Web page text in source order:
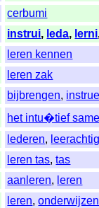
cerbumi
instrui, leda, lerni
leren kennen
leren zak
bijbrengen,
het intu�tief
lederen,
leren tas,tas
aanleren, leren
leren,onderwijzen